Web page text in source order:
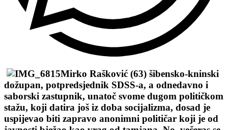
Mirko Rašković (63) šibensko-kninski
dožupan, potpredsjednik SDSS-a, a odnedavno i
saborski zastupnik, unatoč svome dugom političkom
stažu, koji datira još iz doba socijalizma, dosad je
uspijevao biti zapravo anonimni političar koji je od